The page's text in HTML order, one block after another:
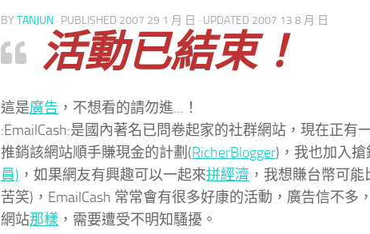
BY TANJUN · PUBLISHED 2007 29 1 月 日 · UPDATED 2007 13 8 月 日
活動已結束！
這是廣告 ，不想看的請勿進…！
:EmailCash:是國內著名已問卷起家的社群網站，現在正有
推銷該網站順手賺現金的計劃(RicherBlogger)，我也加入
員) ，如果網友有興趣可以一起來拼經濟 ，我想賺台幣可
苦笑)，EmailCash 常常會有很多好康的活動，廣告信不多
網站那樣 ，需要遭受不明知騷擾。